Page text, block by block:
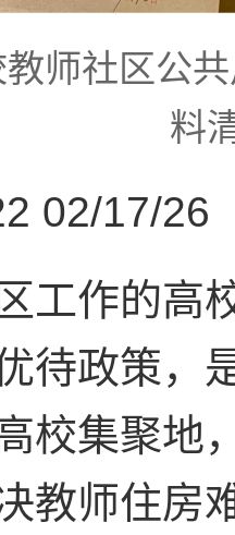
教师社区公
料
02/17/26
工作的高
待政策，
校集聚地
教师住房